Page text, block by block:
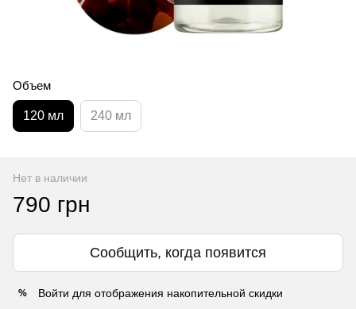
Объем
120 мл 240 мл
Нет в наличии
790 грн
Сообщить, когда появится
% Войти для отображения накопительной скидки